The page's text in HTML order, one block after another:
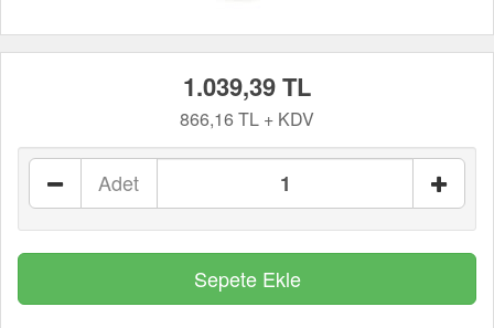
1.039,39 TL
866,16 TL + KDV
Adet